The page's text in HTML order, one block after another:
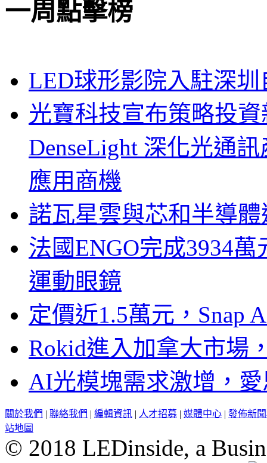
一周點擊榜
LED球形影院入駐深
光寶科技宣布策略投
DenseLight 深化光通
應用商機
諾瓦星雲與芯和半導
法國ENGO完成3934
運動眼鏡
定價近1.5萬元，Snap
Rokid進入加拿大市場
AI光模塊需求激增，
關於我們 | 聯絡我們 | 編輯資訊 | 人才招募 | 媒體中心 | 發佈新
站地圖
© 2018 LEDinside, a